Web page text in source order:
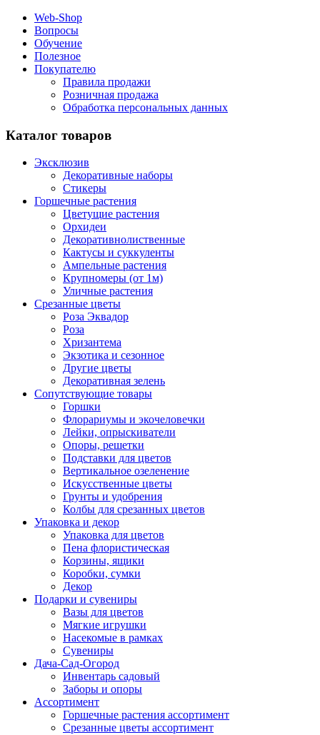
Web-Shop
Вопросы
Обучение
Полезное
Покупателю
Правила продажи
Розничная продажа
Обработка персональных данных
Каталог товаров
Эксклюзив
Декоративные наборы
Стикеры
Горшечные растения
Цветущие растения
Орхидеи
Декоративнолиственные
Кактусы и суккуленты
Ампельные растения
Крупномеры (от 1м)
Уличные растения
Срезанные цветы
Роза Эквадор
Роза
Хризантема
Экзотика и сезонное
Другие цветы
Декоративная зелень
Сопутствующие товары
Горшки
Флорариумы и экочеловечки
Лейки, опрыскиватели
Опоры, решетки
Подставки для цветов
Вертикальное озеленение
Искусственные цветы
Грунты и удобрения
Колбы для срезанных цветов
Упаковка и декор
Упаковка для цветов
Пена флористическая
Корзины, ящики
Коробки, сумки
Декор
Подарки и сувениры
Вазы для цветов
Мягкие игрушки
Насекомые в рамках
Сувениры
Дача-Сад-Огород
Инвентарь садовый
Заборы и опоры
Ассортимент
Горшечные растения ассортимент
Срезанные цветы ассортимент